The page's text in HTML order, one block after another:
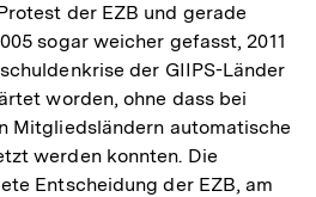
der EZB und gerade
sogar weicher gefasst, 2011
der GIIPS-Länder
worden, ohne dass bei
Mitgliedsländern automatische
werden konnten. Die
Entscheidung der EZB, am